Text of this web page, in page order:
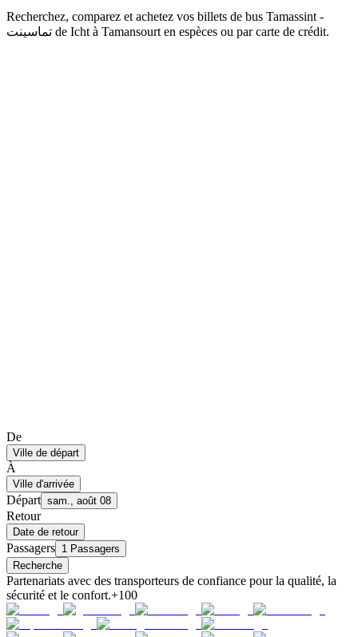
Recherchez, comparez et achetez vos billets de bus Tamassint -
تماسينت de Icht à Tamansourt en espèces ou par carte de crédit.
De
Ville de départ
À
Ville d'arrivée
Départ sam., août 08
Retour
Date de retour
Passagers 1 Passagers
Recherche
Partenariats avec des transporteurs de confiance pour la qualité, la
sécurité et le confort.+100